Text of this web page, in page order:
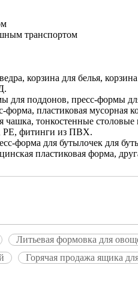
транспортом
корзина для белья,
поддонов, пресс-формы
пластиковая мусорная
чашка, тонкостенные
PE, фитинги из ПВХ.
форма для бутылочек для
пластиковая форма,
Литьевая формовка для
Горячая продажа ящика